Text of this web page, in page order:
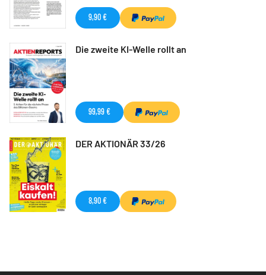
9,90 €
Die zweite KI-Welle rollt an
99,99 €
DER AKTIONÄR 33/26
8,90 €